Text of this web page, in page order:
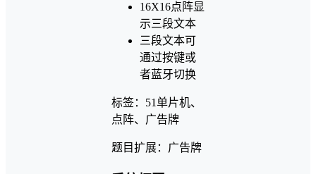
16X16点阵显
示三段文本
三段文本可
通过按键或
者蓝牙切换
标签：51单片机、
点阵、广告牌
题目扩展：广告牌